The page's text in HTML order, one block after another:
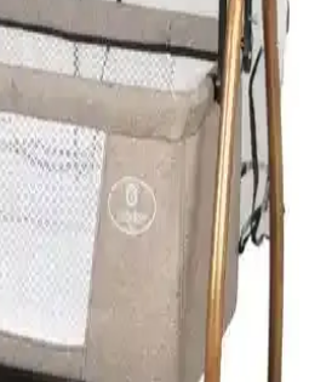
Portatif Beşik ile Svava
Fileli Silinebilir Portatif Beşik ile
konfor, güvenlik, kullanım
inceler; iç yatak boyutları, kumaş
özetlenir.
Evo ve Prego 4091 Carmela
Prego 4091 Carmela beşiklerin
karşılaştırmasıyla, ebeveynlere en
Elyaflı Bebek Hamak